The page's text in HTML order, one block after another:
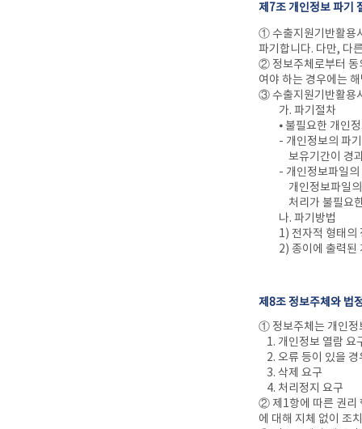
제7조 개인정보 파기
① 수출지원기반활용
파기합니다. 다만, 다
② 정보주체로부터 동
여야 하는 경우에는
③ 수출지원기반활용
가. 파기절차
⦁ 불필요한 개인
- 개인정보의 파기
보유기간이 경
- 개인정보파일의
개인정보파일의
처리가 불필요
나. 파기방법
1) 전자적 형태의
2) 종이에 출력된
제8조 정보주체와 법
① 정보주체는 개인정
1. 개인정보 열람 요
2. 오류 등이 있을
3. 삭제 요구
4. 처리정지 요구
② 제1항에 따른 권리
에 대해 지체 없이 조